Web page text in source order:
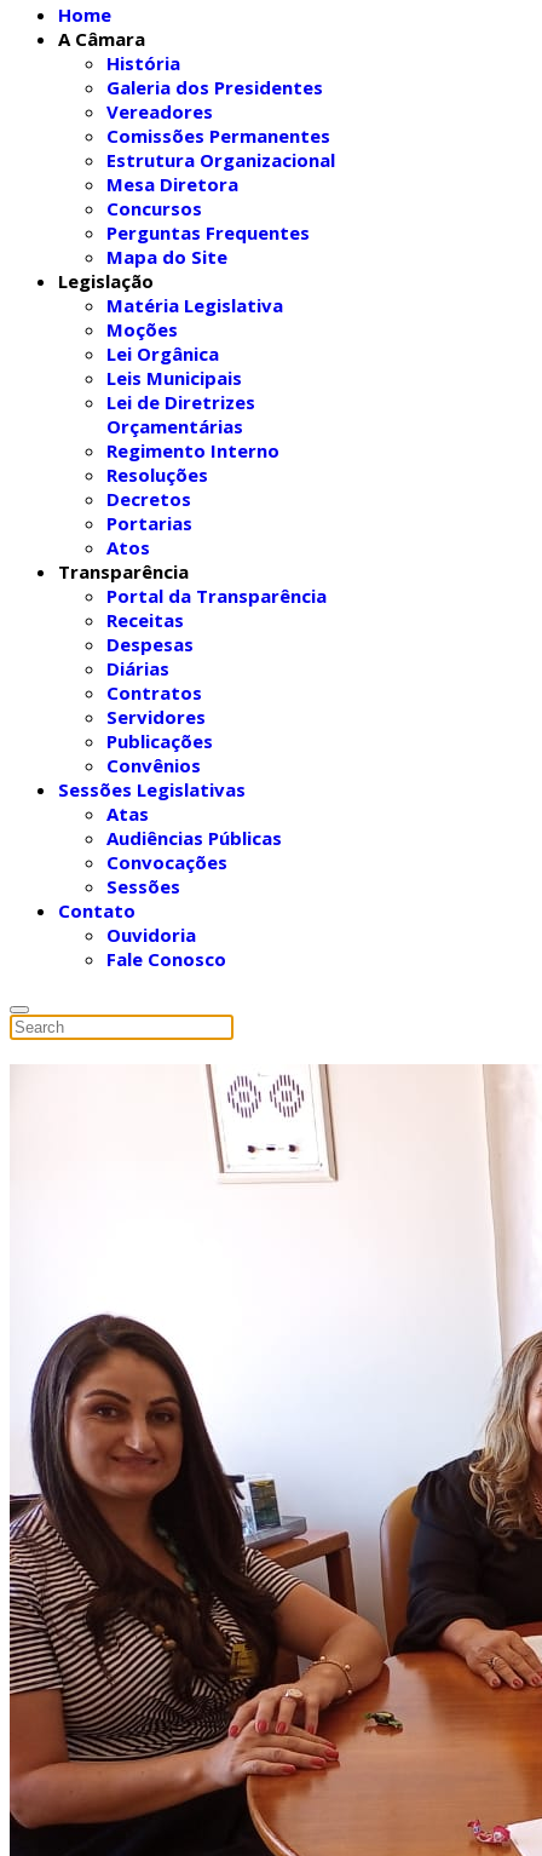
Home
A Câmara
História
Galeria dos Presidentes
Vereadores
Comissões Permanentes
Estrutura Organizacional
Mesa Diretora
Concursos
Perguntas Frequentes
Mapa do Site
Legislação
Matéria Legislativa
Moções
Lei Orgânica
Leis Municipais
Lei de Diretrizes
Orçamentárias
Regimento Interno
Resoluções
Decretos
Portarias
Atos
Transparência
Portal da Transparência
Receitas
Despesas
Diárias
Contratos
Servidores
Publicações
Convênios
Sessões Legislativas
Atas
Audiências Públicas
Convocações
Sessões
Contato
Ouvidoria
Fale Conosco